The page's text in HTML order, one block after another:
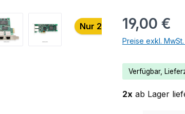
Nur 2 auf Lager!19,00 €
Preise exkl.
Verfügbar,
2x ab Lager